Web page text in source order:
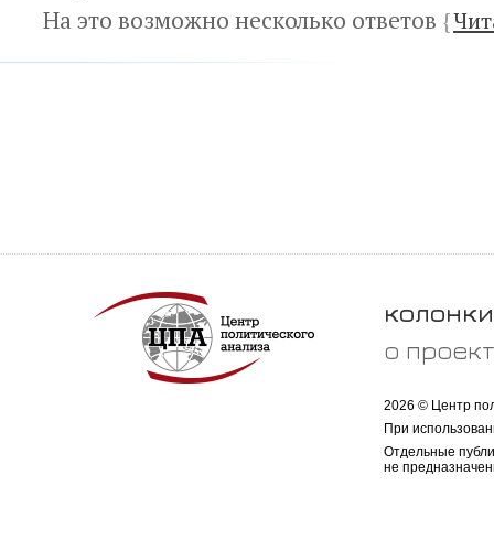
На это возможно несколько ответов {
колонки
о
2026 © Центр
При
Отдельные
не